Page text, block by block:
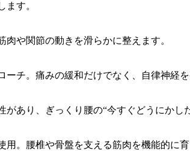
す。
や関節の動きを滑らかに整えます。
チ。痛みの緩和だけでなく、自律神経
あり、ぎっくり腰の“今すぐどうにかし
。腰椎や骨盤を支える筋肉を機能的に